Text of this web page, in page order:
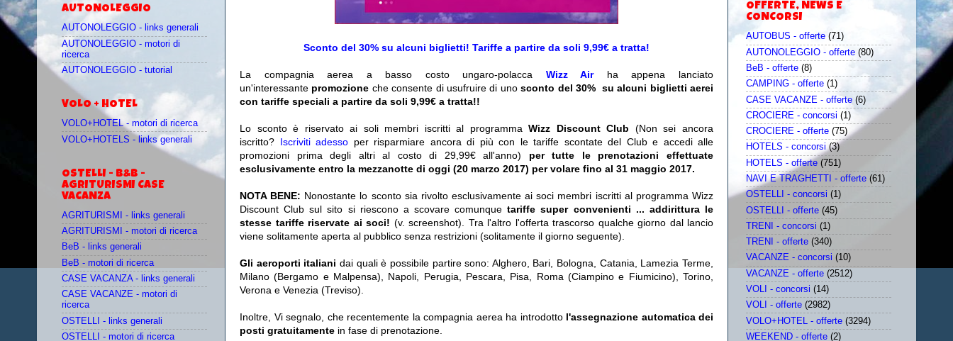
Sconto del 30% su alcuni biglietti! Tariffe a partire da soli 9,99€ a tratta!
La compagnia aerea a basso costo ungaro-polacca Wizz Air
ha appena lanciato
un'interessante promozione che consente di usufruire di unosconto del 30% su alcuni biglietti aerei
con tariffe speciali a partire da soli 9,99€ a tratta!!
Lo sconto è riservato ai soli membri iscritti al programma Wizz Discount Club (Non sei ancora
iscritto? Iscriviti adesso per risparmiare ancora di più con le tariffe scontate del Club e accedi alle
promozioni prima degli altri al costo di 29,99€ all'anno) per tutte le prenotazioni effettuate
esclusivamente entro la mezzanotte di oggi (20 marzo 2017) per volare fino al 31 maggio 2017.
NOTA BENE: Nonostante lo sconto sia rivolto esclusivamente ai soci membri iscritti al programma Wizz
Discount Club sul sito si riescono a scovare comunquetariffe super convenienti ... addirittura le
stesse tariffe riservate ai soci! (v. screenshot). Tra l'altro l'offerta trascorso qualche giorno dal lancio
viene solitamente aperta al pubblico senza restrizioni (solitamente il giorno seguente).
Gli aeroporti italiani dai quali è possibile partire sono: Alghero, Bari, Bologna, Catania, Lamezia Terme,
Milano (Bergamo e Malpensa), Napoli, Perugia, Pescara, Pisa, Roma (Ciampino e Fiumicino), Torino,
Verona e Venezia (Treviso).
Inoltre, Vi segnalo, che recentemente la compagnia aerea ha introdottol'assegnazione automatica dei
posti gratuitamente in fase di prenotazione.
AUTONOLEGGIO
AUTONOLEGGIO - links generali
AUTONOLEGGIO - motori di
ricerca
AUTONOLEGGIO - tutorial
VOLO + HOTEL
VOLO+HOTEL - motori di ricerca
VOLO+HOTELS - links generali
OSTELLI - B&B -
AGRITURISMI CASE
VACANZA
AGRITURISMI - links generali
AGRITURISMI - motori di ricerca
BeB - links generali
BeB - motori di ricerca
CASE VACANZA - links generali
CASE VACANZE - motori di
ricerca
OSTELLI - links generali
OSTELLI - motori di ricerca
OFFERTE, NEWS E
CONCORSI
AUTOBUS - offerte (71)
AUTONOLEGGIO - offerte (80)
BeB - offerte (8)
CAMPING - offerte (1)
CASE VACANZE - offerte (6)
CROCIERE - concorsi (1)
CROCIERE - offerte (75)
HOTELS - concorsi (3)
HOTELS - offerte (751)
NAVI E TRAGHETTI - offerte (61)
OSTELLI - concorsi (1)
OSTELLI - offerte (45)
TRENI - concorsi (1)
TRENI - offerte (340)
VACANZE - concorsi (10)
VACANZE - offerte (2512)
VOLI - concorsi (14)
VOLI - offerte (2982)
VOLO+HOTEL - offerte (3294)
WEEKEND - offerte (2)